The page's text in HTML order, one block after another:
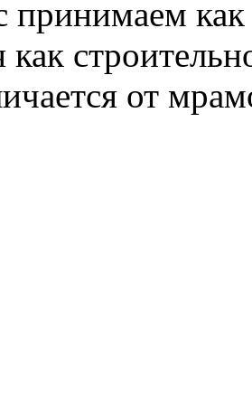
принимаем
от